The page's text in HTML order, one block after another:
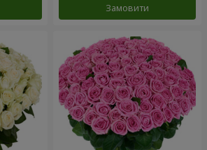
Замовити